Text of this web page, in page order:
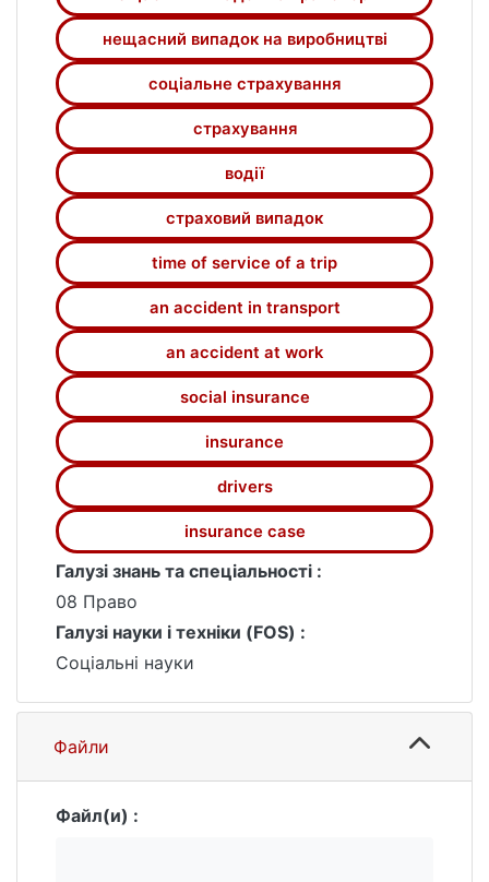
нещасний випадок на виробництві
соціальне страхування
страхування
водії
страховий випадок
time of service of a trip
an accident in transport
an accident at work
social insurance
insurance
drivers
insurance case
Галузі знань та спеціальності :
08 Право
Галузі науки і техніки (FOS) :
Соціальні науки
Файли
Файл(и) :